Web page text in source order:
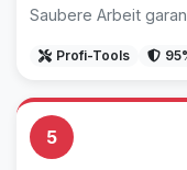
Saubere Arbeit
Profi-Tools
5